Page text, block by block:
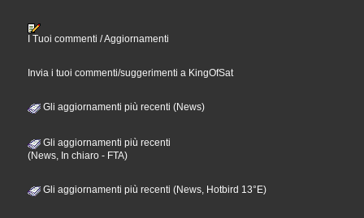
I Tuoi commenti / Aggiornamenti
Invia i tuoi commenti/suggerimenti a KingOfSat
Gli aggiornamenti più recenti (News)
Gli aggiornamenti più recenti
(News, In chiaro - FTA)
Gli aggiornamenti più recenti (News, Hotbird 13°E)